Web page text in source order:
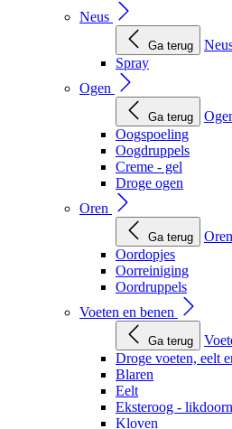
Neus
Ga terug
Spray
Ogen
Ga terug
Oogspoeling
Oogdruppels
Creme - gel
Droge ogen
Oren
Ga terug
Oren
Oordopjes
Oorreiniging
Oordruppels
Voeten en benen
Ga terug
Droge voeten, eelt
Blaren
Eelt
Eksteroog - likdoorn
Kloven